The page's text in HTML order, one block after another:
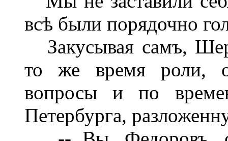
всѣ были порядочно
Закусывая самъ,
то же время роли,
вопросы и по
Петербурга,